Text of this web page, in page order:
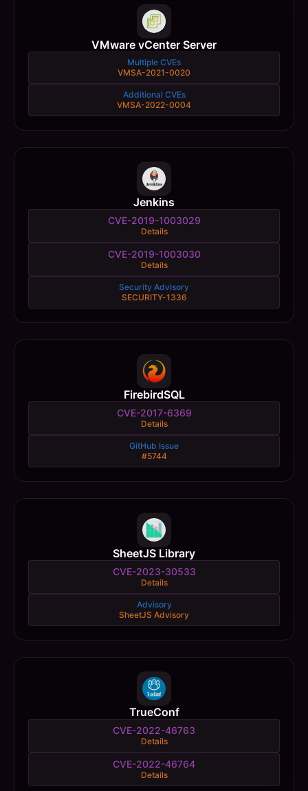
VMware vCenter Server
Multiple CVEs
VMSA-2021-0020
Additional CVEs
VMSA-2022-0004
Jenkins
CVE-2019-1003029
Details
CVE-2019-1003030
Details
Security Advisory
SECURITY-1336
FirebirdSQL
CVE-2017-6369
Details
GitHub Issue
#5744
SheetJS Library
CVE-2023-30533
Details
Advisory
SheetJS Advisory
TrueConf
CVE-2022-46763
Details
CVE-2022-46764
Details